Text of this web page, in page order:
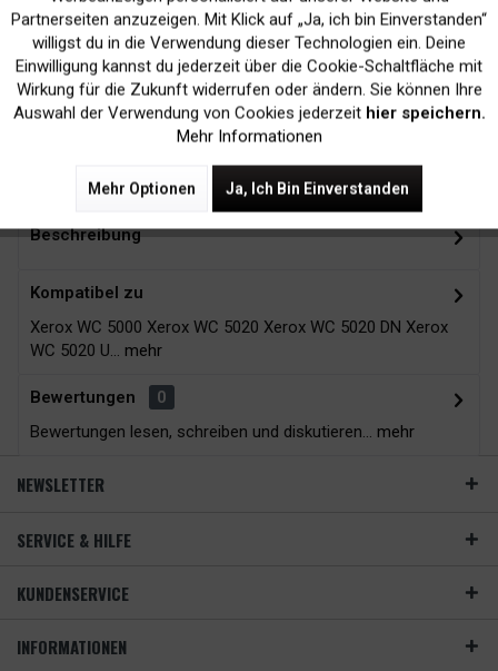
Kein Verlust der
Druckergarantie
Versand innerhalb von
24H*
Zubehör
Beschreibung
Kompatibel zu
Xerox WC 5000 Xerox WC 5020 Xerox WC 5020 DN Xerox
WC 5020 U... mehr
Bewertungen
0
Bewertungen lesen, schreiben und diskutieren... mehr
NEWSLETTER
SERVICE & HILFE
KUNDENSERVICE
INFORMATIONEN
Marketing Inaktiv
Tracking Inaktiv
Partnerseiten anzuzeigen. Mit Klick auf „Ja, ich bin Einverstanden“
willigst du in die Verwendung dieser Technologien ein. Deine
Einwilligung kannst du jederzeit über die Cookie-Schaltfläche mit
Wirkung für die Zukunft widerrufen oder ändern. Sie können Ihre
Auswahl der Verwendung von Cookies jederzeit hier speichern.
Mehr Informationen
Mehr Optionen Ja, Ich Bin Einverstanden